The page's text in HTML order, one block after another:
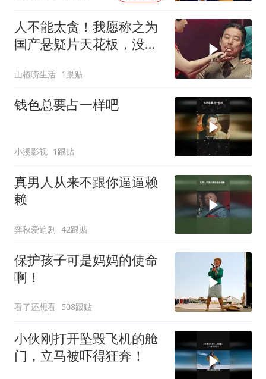
人不能太贪！我愿称之为
国产悬疑片天花板，没有
山楂唠生活 1跟贴
钱色总要占一样吧
小溪影视 1跟贴
真男人从来不跟你逼逼赖
赖
弈秋爱追剧 42跟贴
保护孩子可是妈妈的使命
啊！
看了还想看 508跟贴
小伙刚打开坠毁飞机的舱
门，立马被吓得狂奔！